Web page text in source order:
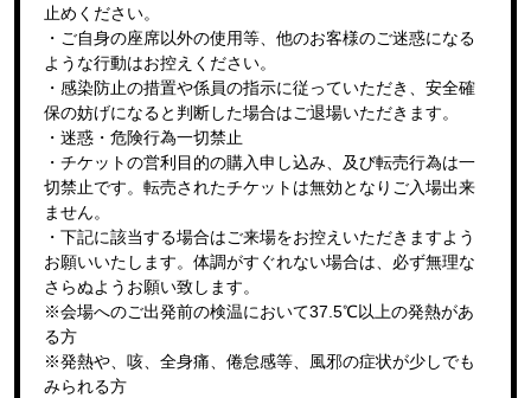
止めください。
・ご自身の座席以外の使用等、他のお客様のご迷惑になる
ような行動はお控えください。
・感染防止の措置や係員の指示に従っていただき、安全確
保の妨げになると判断した場合はご退場いただきます。
・迷惑・危険行為一切禁止
・チケットの営利目的の購入申し込み、及び転売行為は一
切禁止です。転売されたチケットは無効となりご入場出来
ません。
・下記に該当する場合はご来場をお控えいただきますよう
お願いいたします。体調がすぐれない場合は、必ず無理な
さらぬようお願い致します。
※会場へのご出発前の検温において37.5℃以上の発熱があ
る方
※発熱や、咳、全身痛、倦怠感等、風邪の症状が少しでも
みられる方